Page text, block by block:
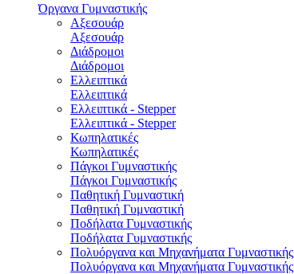
Όργανα Γυμναστικής
Αξεσουάρ
Αξεσουάρ
Διάδρομοι
Διάδρομοι
Ελλειπτικά
Ελλειπτικά
Ελλειπτικά - Stepper
Ελλειπτικά - Stepper
Κωπηλατικές
Κωπηλατικές
Πάγκοι Γυμναστικής
Πάγκοι Γυμναστικής
Παθητική Γυμναστική
Παθητική Γυμναστική
Ποδήλατα Γυμναστικής
Ποδήλατα Γυμναστικής
Πολυόργανα και Μηχανήματα Γυμναστικής
Πολυόργανα και Μηχανήματα Γυμναστικής